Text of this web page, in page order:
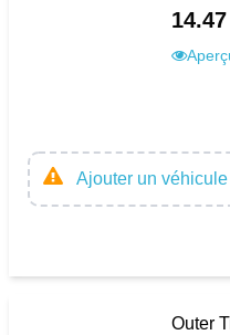
14.47
Ajouter un
Outer